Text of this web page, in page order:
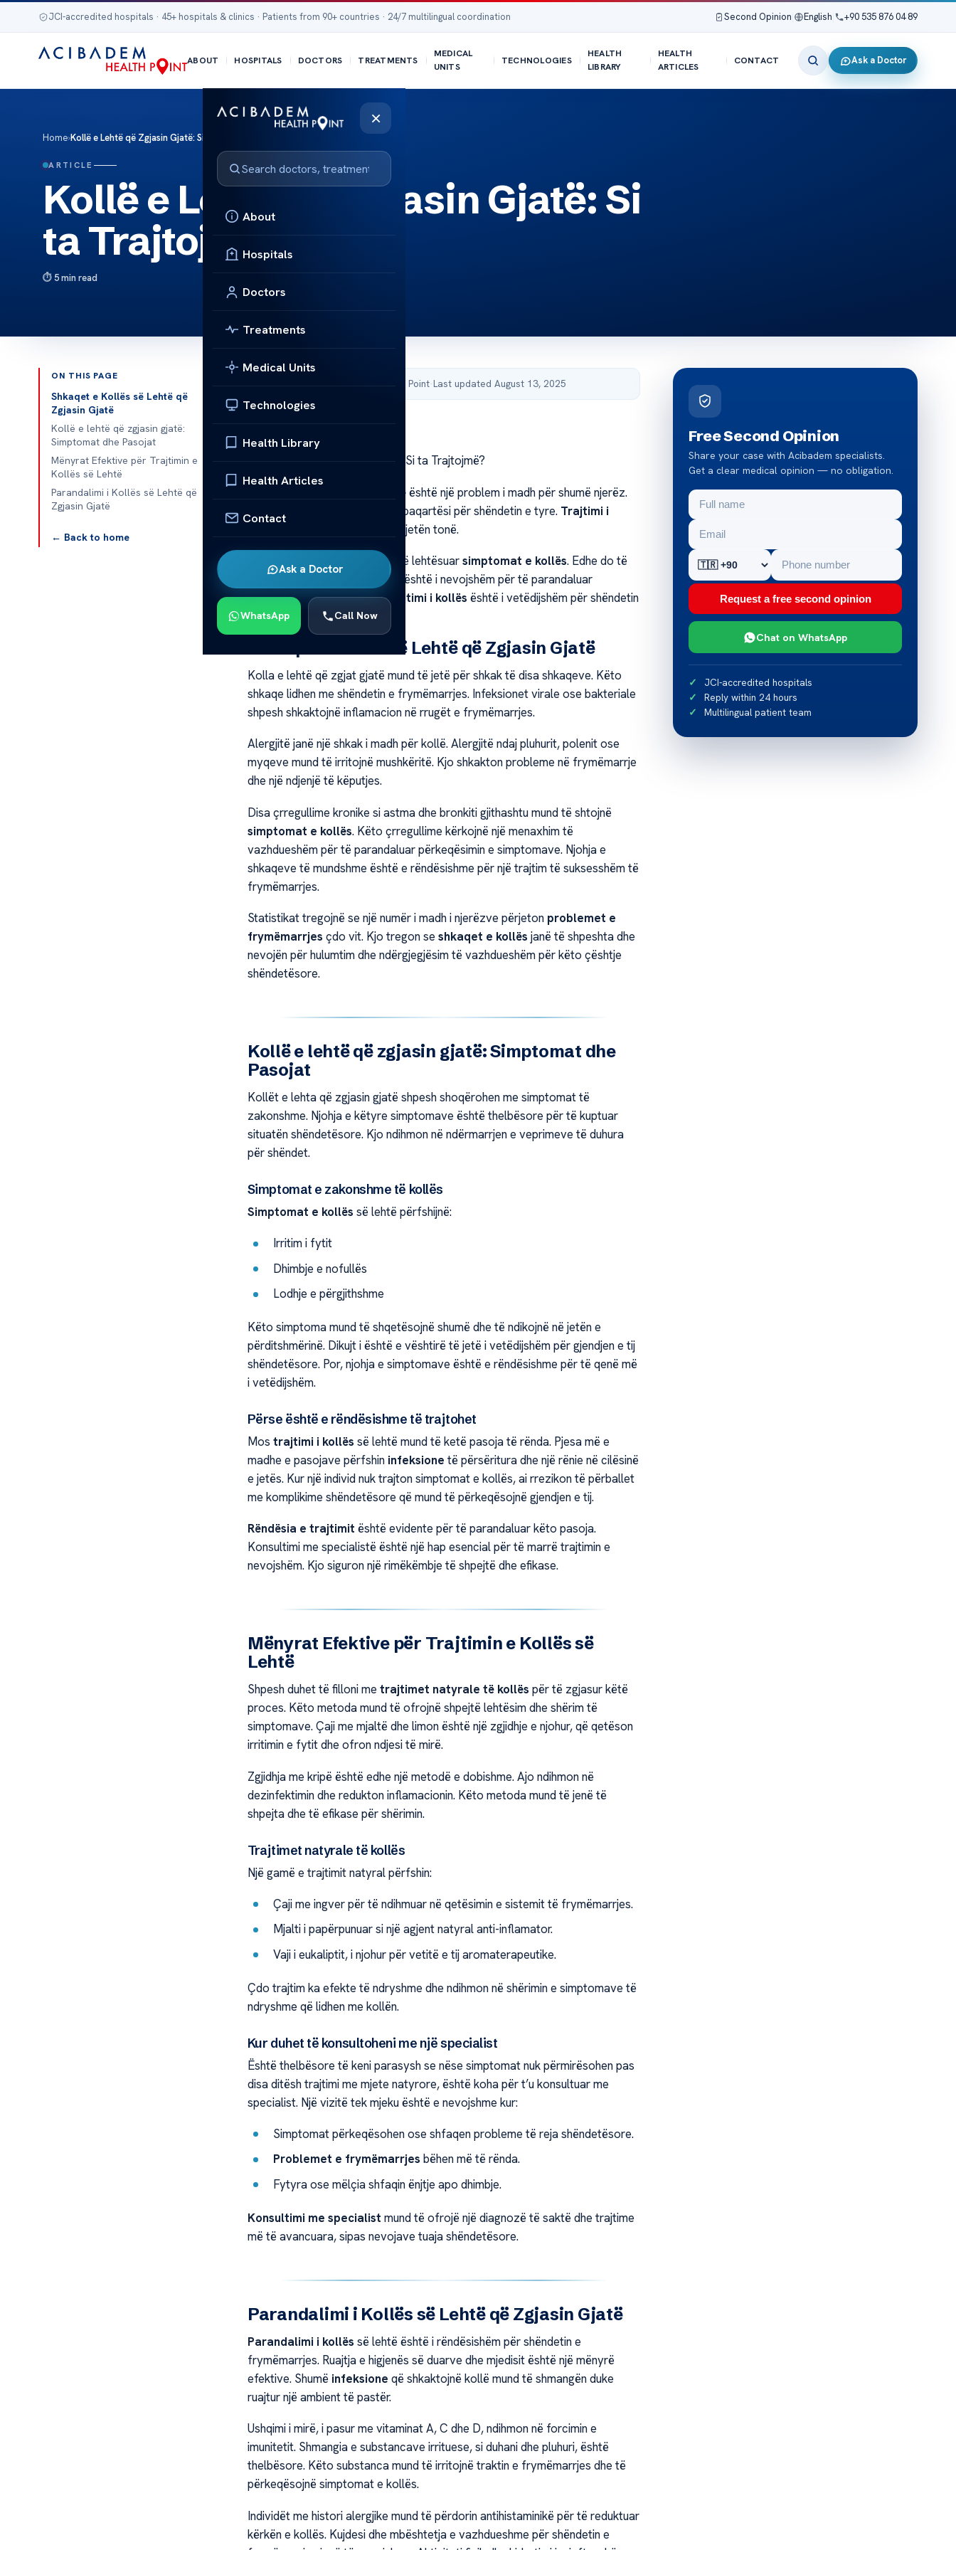
JCI-accredited hospitals · 45+ hospitals & clinics · Patients from 90+ countries · 24/7 multilingual coordination Second Opinion English +90 535 876 04 89
ABOUT HOSPITALS DOCTORS TREATMENTS
MEDICAL
UNITS
TECHNOLOGIES
HEALTH
LIBRARY
HEALTH
ARTICLES
CONTACT Ask a Doctor
×
About
Hospitals
Doctors
Treatments
Medical Units
Technologies
Health Library
Health Articles
Contact
Ask a Doctor
WhatsApp Call Now
Home›Kollë e Lehtë që Zgjasin Gjatë: Si ta Trajtojmë?
ARTICLE
Kollë e Lehtë që Zgjasin Gjatë: Si
ta Trajtojmë?
5 min read
ON THIS PAGE
Shkaqet e Kollës së Lehtë që
Zgjasin Gjatë
Kollë e lehtë që zgjasin gjatë:
Simptomat dhe Pasojat
Mënyrat Efektive për Trajtimin e
Kollës së Lehtë
Parandalimi i Kollës së Lehtë që
Zgjasin Gjatë
← Back to home
Published by Acibadem Health Point·Last updated August 13, 2025
Kollë e Lehtë që Zgjasin Gjatë: Si ta Trajtojmë?
Kollë e lehtë që zgjasin gjatëështë një problem i madh për shumë njerëz.
Ato shkaktojnë shqetësim dhe paqartësi për shëndetin e tyre. Trajtimi i
është i rëndësishëm për jetën tonë.
Do të flasim për mënyrat për të lehtësuarsimptomat e kollës. Edhe do të
përmendim se
shërimi i kollës
është i nevojshëm për të parandaluar
problemet të mëvonshme.Trajtimi i kollës është i vetëdijshëm për shëndetin
dhe mirëqenien tonë.
Shkaqet e Kollës së Lehtë që Zgjasin Gjatë
Kolla e lehtë që zgjat gjatë mund të jetë për shkak të disa shkaqeve. Këto
shkaqe lidhen me shëndetin e frymëmarrjes. Infeksionet virale ose bakteriale
shpesh shkaktojnë inflamacion në rrugët e frymëmarrjes.
Alergjitë janë një shkak i madh për kollë. Alergjitë ndaj pluhurit, polenit ose
myqeve mund të irritojnë mushkëritë. Kjo shkakton probleme në frymëmarrje
dhe një ndjenjë të këputjes.
Disa çrregullime kronike si astma dhe bronkiti gjithashtu mund të shtojnë
simptomat e kollës. Këto çrregullime kërkojnë një menaxhim të
vazhdueshëm për të parandaluar përkeqësimin e simptomave. Njohja e
shkaqeve të mundshme është e rëndësishme për një trajtim të suksesshëm të
frymëmarrjes.
Statistikat tregojnë se një numër i madh i njerëzve përjeton problemet e
frymëmarrjes çdo vit. Kjo tregon se shkaqet e kollës janë të shpeshta dhe
nevojën për hulumtim dhe ndërgjegjësim të vazhdueshëm për këto çështje
shëndetësore.
Kollë e lehtë që zgjasin gjatë: Simptomat dhe
Pasojat
Kollët e lehta që zgjasin gjatë shpesh shoqërohen me simptomat të
zakonshme. Njohja e këtyre simptomave është thelbësore për të kuptuar
situatën shëndetësore. Kjo ndihmon në ndërmarrjen e veprimeve të duhura
për shëndet.
Simptomat e zakonshme të kollës
Simptomat e kollës së lehtë përfshijnë:
Irritim i fytit
Dhimbje e nofullës
Lodhje e përgjithshme
Këto simptoma mund të shqetësojnë shumë dhe të ndikojnë në jetën e
përditshmërinë. Dikujt i është e vështirë të jetë i vetëdijshëm për gjendjen e tij
shëndetësore. Por, njohja e simptomave është e rëndësishme për të qenë më
i vetëdijshëm.
Përse është e rëndësishme të trajtohet
Mos trajtimi i kollës së lehtë mund të ketë pasoja të rënda. Pjesa më e
madhe e pasojave përfshin infeksione të përsëritura dhe një rënie në cilësinë
e jetës. Kur një individ nuk trajton simptomat e kollës, ai rrezikon të përballet
me komplikime shëndetësore që mund të përkeqësojnë gjendjen e tij.
Rëndësia e trajtimit është evidente për të parandaluar këto pasoja.
Konsultimi me specialistë është një hap esencial për të marrë trajtimin e
nevojshëm. Kjo siguron një rimëkëmbje të shpejtë dhe efikase.
Mënyrat Efektive për Trajtimin e Kollës së
Lehtë
Shpesh duhet të filloni me trajtimet natyrale të kollës për të zgjasur këtë
proces. Këto metoda mund të ofrojnë shpejtë lehtësim dhe shërim të
simptomave. Çaji me mjaltë dhe limon është një zgjidhje e njohur, që qetëson
irritimin e fytit dhe ofron ndjesi të mirë.
Zgjidhja me kripë është edhe një metodë e dobishme. Ajo ndihmon në
dezinfektimin dhe redukton inflamacionin. Këto metoda mund të jenë të
shpejta dhe të efikase për shërimin.
Trajtimet natyrale të kollës
Një gamë e trajtimit natyral përfshin:
Çaji me ingver për të ndihmuar në qetësimin e sistemit të frymëmarrjes.
Mjalti i papërpunuar si një agjent natyral anti-inflamator.
Vaji i eukaliptit, i njohur për vetitë e tij aromaterapeutike.
Çdo trajtim ka efekte të ndryshme dhe ndihmon në shërimin e simptomave të
ndryshme që lidhen me kollën.
Kur duhet të konsultoheni me një specialist
Është thelbësore të keni parasysh se nëse simptomat nuk përmirësohen pas
disa ditësh trajtimi me mjete natyrore, është koha për t’u konsultuar me
specialist. Një vizitë tek mjeku është e nevojshme kur:
Simptomat përkeqësohen ose shfaqen probleme të reja shëndetësore.
Problemet e frymëmarrjes bëhen më të rënda.
Fytyra ose mëlçia shfaqin ënjtje apo dhimbje.
Konsultimi me specialist mund të ofrojë një diagnozë të saktë dhe trajtime
më të avancuara, sipas nevojave tuaja shëndetësore.
Parandalimi i Kollës së Lehtë që Zgjasin Gjatë
Parandalimi i kollës së lehtë është i rëndësishëm për shëndetin e
frymëmarrjes. Ruajtja e higjenës së duarve dhe mjedisit është një mënyrë
efektive. Shumë infeksione që shkaktojnë kollë mund të shmangën duke
ruajtur një ambient të pastër.
Ushqimi i mirë, i pasur me vitaminat A, C dhe D, ndihmon në forcimin e
imunitetit. Shmangia e substancave irrituese, si duhani dhe pluhuri, është
thelbësore. Këto substanca mund të irritojnë traktin e frymëmarrjes dhe të
përkeqësojnë simptomat e kollës.
Individët me histori alergjike mund të përdorin antihistaminikë për të reduktuar
kërkën e kollës. Kujdesi dhe mbështetja e vazhdueshme për shëndetin e
Free Second Opinion
Share your case with Acibadem specialists.
Get a clear medical opinion — no obligation.
Request a free second opinion
Chat on WhatsApp
JCI-accredited hospitals
Reply within 24 hours
Multilingual patient team